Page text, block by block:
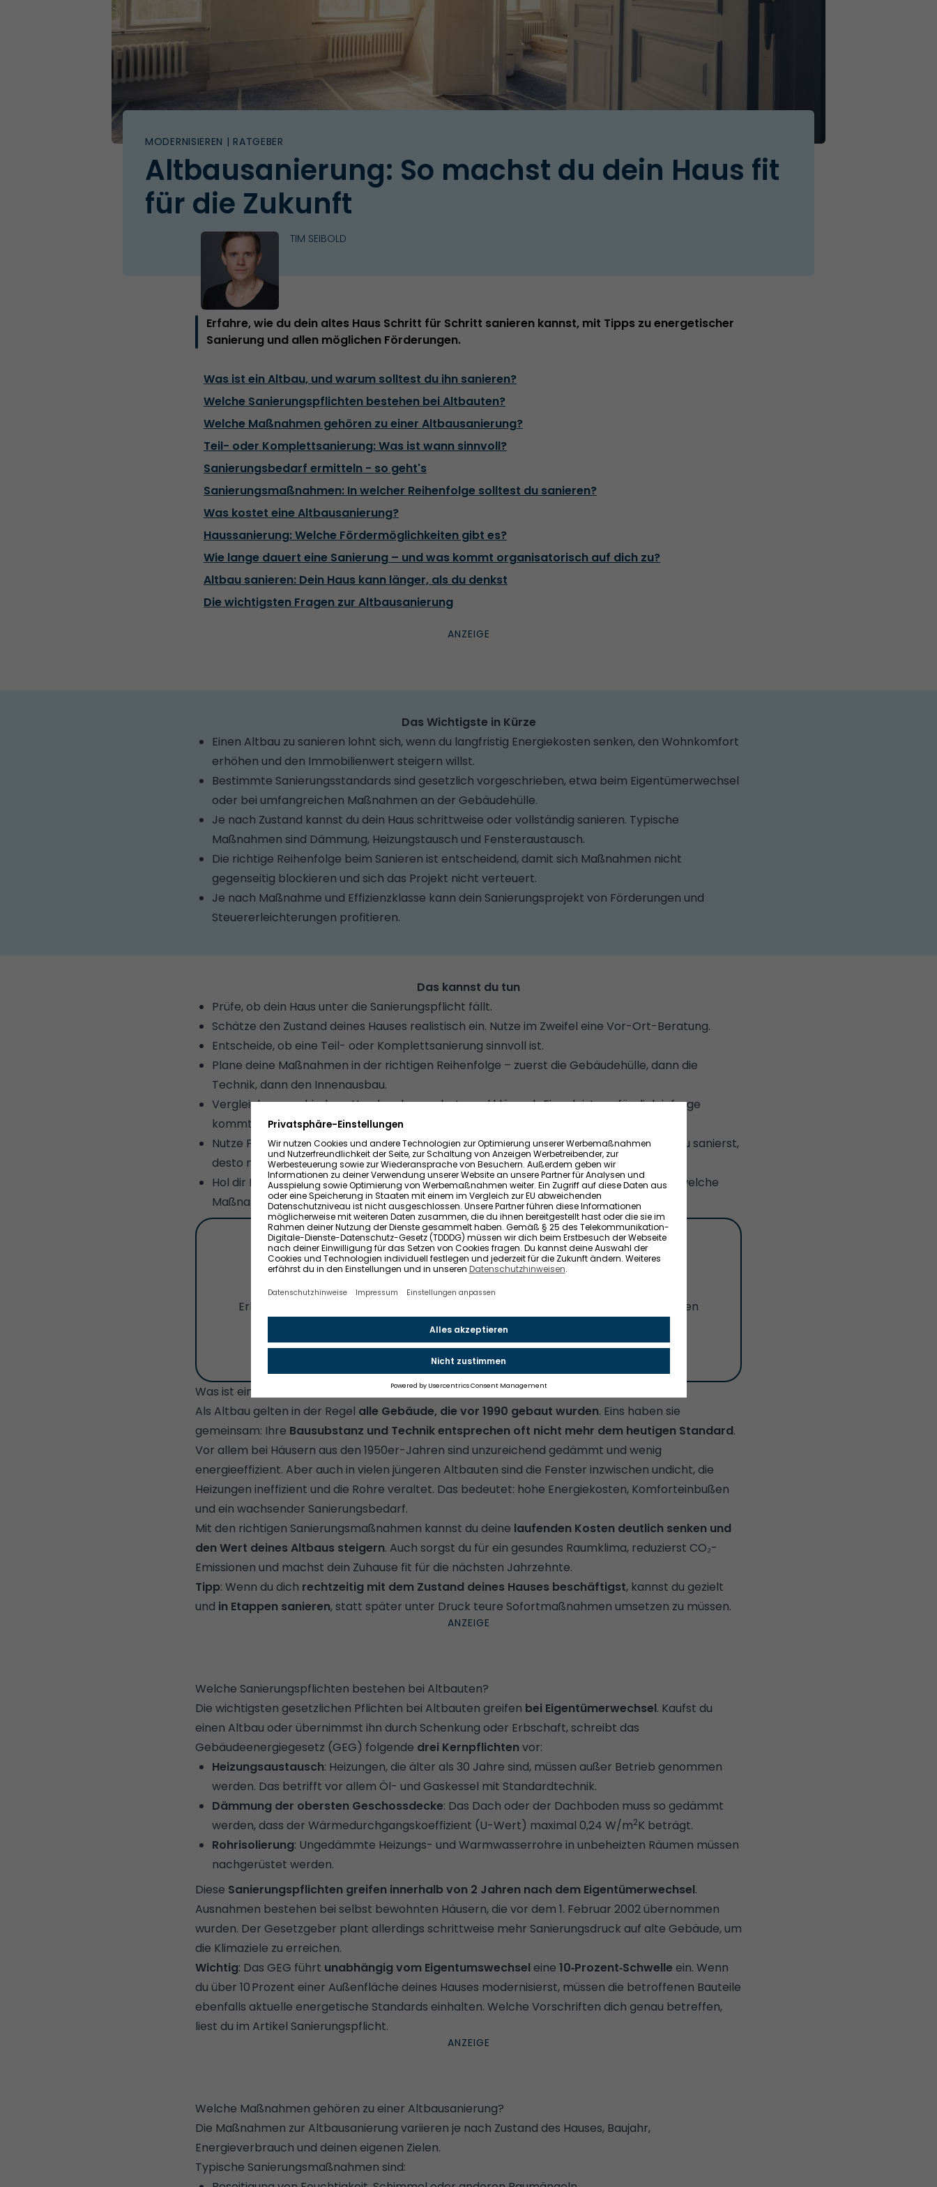
MODERNISIEREN | RATGEBER
Altbausanierung: So machst du dein Haus fit
für die Zukunft
TIM SEIBOLD
Erfahre, wie du dein altes Haus Schritt für Schritt sanieren kannst, mit Tipps zu energetischer
Sanierung und allen möglichen Förderungen.
Was ist ein Altbau, und warum solltest du ihn sanieren?
Welche Sanierungspflichten bestehen bei Altbauten?
Welche Maßnahmen gehören zu einer Altbausanierung?
Teil- oder Komplettsanierung: Was ist wann sinnvoll?
Sanierungsbedarf ermitteln - so geht's
Sanierungsmaßnahmen: In welcher Reihenfolge solltest du sanieren?
Was kostet eine Altbausanierung?
Haussanierung: Welche Fördermöglichkeiten gibt es?
Wie lange dauert eine Sanierung – und was kommt organisatorisch auf dich zu?
Altbau sanieren: Dein Haus kann länger, als du denkst
Die wichtigsten Fragen zur Altbausanierung
Das Wichtigste in Kürze
Einen Altbau zu sanieren lohnt sich, wenn du langfristig Energiekosten senken, den Wohnkomfort
erhöhen und den Immobilienwert steigern willst.
Bestimmte Sanierungsstandards sind gesetzlich vorgeschrieben, etwa beim Eigentümerwechsel
oder bei umfangreichen Maßnahmen an der Gebäudehülle.
Je nach Zustand kannst du dein Haus schrittweise oder vollständig sanieren. Typische
Maßnahmen sind Dämmung, Heizungstausch und Fensteraustausch.
Die richtige Reihenfolge beim Sanieren ist entscheidend, damit sich Maßnahmen nicht
gegenseitig blockieren und sich das Projekt nicht verteuert.
Je nach Maßnahme und Effizienzklasse kann dein Sanierungsprojekt von Förderungen und
Steuererleichterungen profitieren.
Das kannst du tun
Prüfe, ob dein Haus unter die Sanierungspflicht fällt.
Schätze den Zustand deines Hauses realistisch ein. Nutze im Zweifel eine Vor-Ort-Beratung.
Entscheide, ob eine Teil- oder Komplettsanierung sinnvoll ist.
Plane deine Maßnahmen in der richtigen Reihenfolge – zuerst die Gebäudehülle, dann die
Technik, dann den Innenausbau.
Vergleiche verschiedene Handwerksangebote und kläre, ob Eigenleistung für dich infrage
kommt.
Nutze Fördermittel über KfW, BAFA oder regionale Programme. Je energieeffizienter du sanierst,
desto mehr Unterstützung bekommst du.
Hol dir Planungssicherheit mit demSanierungsrechnervon Wohnglück.de: Er zeigt dir, welche
Maßnahmen wirtschaftlich und förderfähig sind, ganz individuell für dein Haus.
Jetzt Maßnahmen checken!
Erhalte jetzt einen
für dein Objekt, deren
Kosten & Fördermöglichkeiten.
Was ist ein Altbau, und warum solltest du ihn sanieren?
Als Altbau gelten in der Regel alle Gebäude, die vor 1990 gebaut wurden. Eins haben sie
gemeinsam: Ihre Bausubstanz und Technik entsprechen oft nicht mehr dem heutigen Standard.
Vor allem bei Häusern aus den 1950er-Jahren sind unzureichend gedämmt und wenig
energieeffizient. Aber auch in vielen jüngeren Altbauten sind die Fenster inzwischen undicht, die
Heizungen ineffizient und die Rohre veraltet. Das bedeutet: hohe Energiekosten, Komforteinbußen
und ein wachsender Sanierungsbedarf.
Mit den richtigen Sanierungsmaßnahmen kannst du deine laufenden Kosten deutlich senken und
den Wert deines Altbaus steigern. Auch sorgst du für ein gesundes Raumklima, reduzierst CO₂-
Emissionen und machst dein Zuhause fit für die nächsten Jahrzehnte.
Tipp: Wenn du dich rechtzeitig mit dem Zustand deines Hauses beschäftigst, kannst du gezielt
und in Etappen sanieren, statt später unter Druck teure Sofortmaßnahmen umsetzen zu müssen.
Welche Sanierungspflichten bestehen bei Altbauten?
Die wichtigsten gesetzlichen Pflichten bei Altbauten greifen bei Eigentümerwechsel. Kaufst du
einen Altbau oder übernimmst ihn durch Schenkung oder Erbschaft, schreibt das
Gebäudeenergiegesetz (GEG) folgende drei Kernpflichten vor:
Heizungsaustausch: Heizungen, die älter als 30 Jahre sind, müssen außer Betrieb genommen
werden. Das betrifft vor allem Öl- und Gaskessel mit Standardtechnik.
Dämmung der obersten Geschossdecke: Das Dach oder der Dachboden muss so gedämmt
werden, dass der Wärmedurchgangskoeffizient (U-Wert) maximal 0,24 W/m2K beträgt.
Rohrisolierung: Ungedämmte Heizungs- und Warmwasserrohre in unbeheizten Räumen müssen
nachgerüstet werden.
Diese Sanierungspflichten greifen innerhalb von 2 Jahren nach dem Eigentümerwechsel.
Ausnahmen bestehen bei selbst bewohnten Häusern, die vor dem 1. Februar 2002 übernommen
wurden. Der Gesetzgeber plant allerdings schrittweise mehr Sanierungsdruck auf alte Gebäude, um
die Klimaziele zu erreichen.
Wichtig: Das GEG führt unabhängig vom Eigentumswechsel eine 10‑Prozent‑Schwelle ein. Wenn
du über 10 Prozent einer Außenfläche deines Hauses modernisierst, müssen die betroffenen Bauteile
ebenfalls aktuelle energetische Standards einhalten. Welche Vorschriften dich genau betreffen,
liest du im Artikel Sanierungspflicht.
Welche Maßnahmen gehören zu einer Altbausanierung?
Die Maßnahmen zur Altbausanierung variieren je nach Zustand des Hauses, Baujahr,
Energieverbrauch und deinen eigenen Zielen.
Typische Sanierungsmaßnahmen sind: